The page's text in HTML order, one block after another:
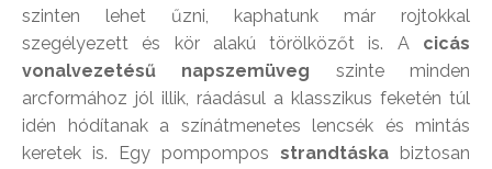
szinten lehet űzni, kaphatunk már rojtokkal
szegélyezett és kör alakú törölközőt is. Acicás
vonalvezetésű napszemüveg szinte minden
arcformához jól illik, ráadásul a klasszikus feketén túl
idén hódítanak a színátmenetes lencsék és mintás
keretek is. Egy pompompos strandtáska biztosan